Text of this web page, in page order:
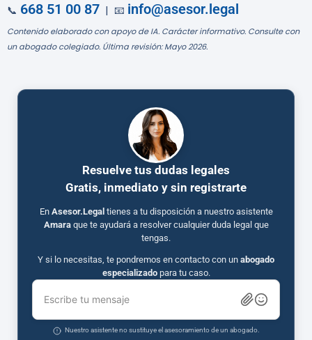
📞 668 51 00 87 | 📧 info@asesor.legal
Contenido elaborado con apoyo de IA. Carácter informativo. Consulte con
un abogado colegiado. Última revisión: Mayo 2026.
Resuelve tus dudas legales
Gratis, inmediato y sin registrarte
En Asesor.Legal tienes a tu disposición a nuestro asistente
Amaraque te ayudará a resolver cualquier duda legal que
tengas.
Y si lo necesitas, te pondremos en contacto con un abogado
especializadopara tu caso.
Escribe tu mensaje
Nuestro asistente no sustituye el asesoramiento de un abogado.